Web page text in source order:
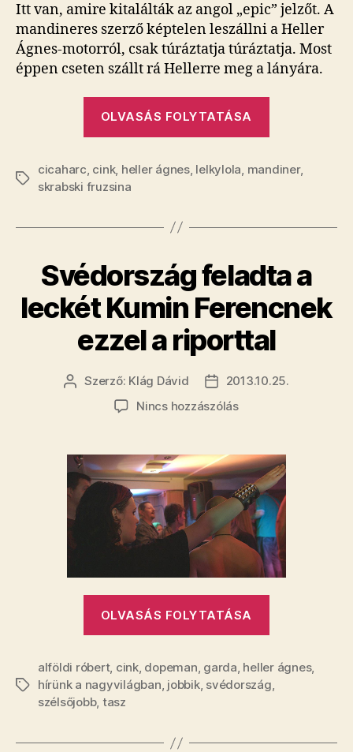
Itt van, amire kitalálták az angol „epic” jelzőt. A
mandineres szerző képtelen leszállni a Heller
Ágnes-motorról, csak túráztatja túráztatja. Most
éppen cseten szállt rá Hellerre meg a lányára.
OLVASÁS FOLYTATÁSA
mániákusa
Címkék
cicaharc cink, heller ágnes, lelkylola mandiner,
skrabski fruzsina
Svédország feladta a
leckét Kumin Ferencnek
ezzel a riporttal
Bejegyzés
szerzője
Szerző: Klág Dávid
Bejegyzés
dátuma
2013.10.25.
Nincs hozzászólása(z)
a
leckét
Kumin
Ferencnek
ezzel
a
riporttal
bejegyzéshez
OLVASÁS FOLYTATÁSA
leckét
Kumin
Címkék
alföldi róbert, cink, dopeman, garda, heller ágnes,
hírünk a nagyvilágban, jobbik, svédország,
szélsőjobb, tasz